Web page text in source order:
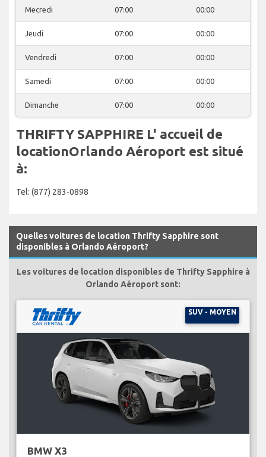
Mecredi 07:00 00:00
Jeudi 07:00 00:00
Vendredi 07:00 00:00
Samedi 07:00 00:00
Dimanche 07:00 00:00
THRIFTY SAPPHIRE L' accueil de
locationOrlando Aéroport est situé
à:
Tel: (877) 283-0898
Quelles voitures de location Thrifty Sapphire sont
disponibles à Orlando Aéroport?
Les voitures de location disponibles de Thrifty Sapphire à
Orlando Aéroport sont:
SUV - MOYEN
BMW X3